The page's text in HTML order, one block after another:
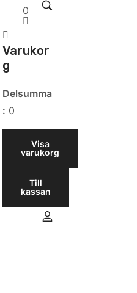
0
Varukor
g
Delsumma
: 0
Visa
varukorg
Till
kassan